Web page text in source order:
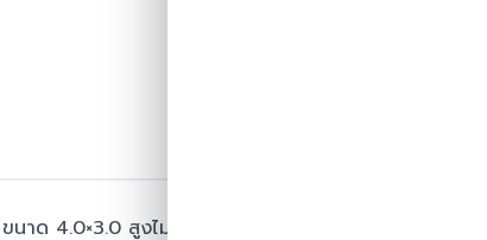
าด 4.0×3.0 สูงไม่น้อยกว่า 2.4 เมตร